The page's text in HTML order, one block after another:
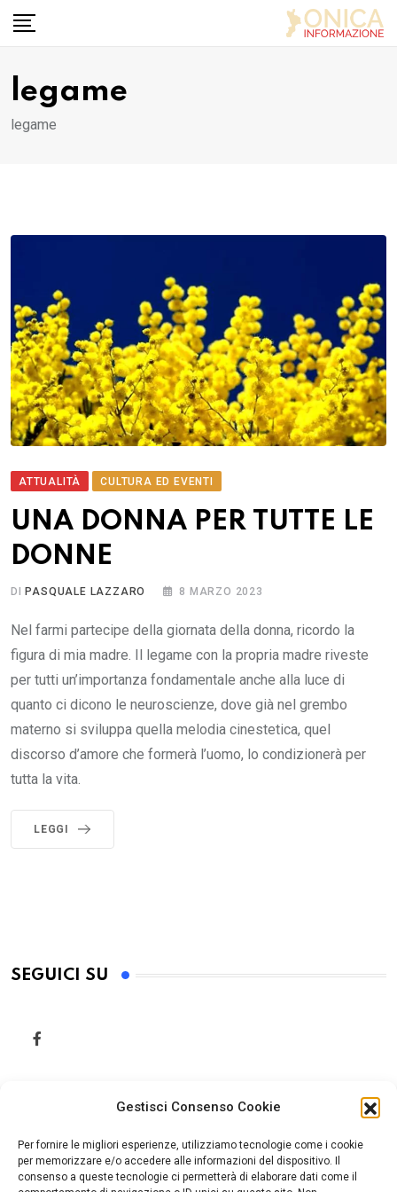
Gestisci Consenso Cookie
Per fornire le migliori esperienze, utilizziamo tecnologie come i cookie
per memorizzare e/o accedere alle informazioni del dispositivo. Il
consenso a queste tecnologie ci permetterà di elaborare dati come il
Skip
legame
legame
ATTUALITÀ CULTURA ED EVENTI
UNA DONNA PER TUTTE LE
DONNE
DI PASQUALE LAZZARO 8 MARZO 2023
Nel farmi partecipe della giornata della donna, ricordo la
figura di mia madre. Il legame con la propria madre riveste
per tutti un’importanza fondamentale anche alla luce di
quanto ci dicono le neuroscienze, dove già nel grembo
materno si sviluppa quella melodia cinestetica, quel
discorso d’amore che formerà l’uomo, lo condizionerà per
tutta la vita.
LEGGI
SEGUICI SU